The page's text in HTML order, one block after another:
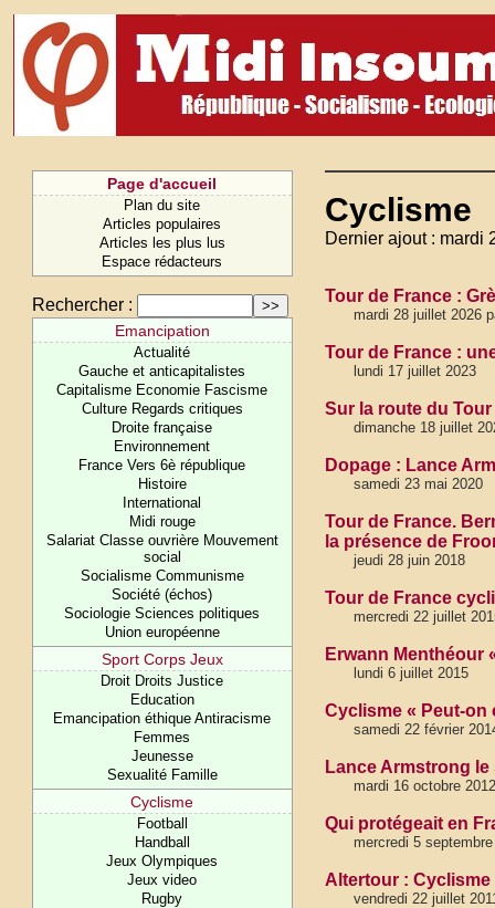
Page d'accueil
Plan du site
Articles populaires
Articles les plus lus
Espace rédacteurs
Rechercher :
Emancipation
Actualité
Gauche et anticapitalistes
Capitalisme Economie Fascisme
Culture Regards critiques
Droite française
Environnement
France Vers 6è république
Histoire
International
Midi rouge
Salariat Classe ouvrière Mouvement
social
Socialisme Communisme
Société (échos)
Sociologie Sciences politiques
Union européenne
Sport Corps Jeux
Droit Droits Justice
Education
Emancipation éthique Antiracisme
Femmes
Jeunesse
Sexualité Famille
Cyclisme
Football
Handball
Jeux Olympiques
Jeux video
Rugby
Cyclisme
Dernier ajout : mardi
Tour de France :
mardi 28 juillet 2026
Tour de France :
lundi 17 juillet 2023
Sur la route du
dimanche 18 juillet
Dopage : Lance
samedi 23 mai 2020
Tour de France.
la présence de
jeudi 28 juin 2018
Tour de France
mercredi 22 juillet
Erwann Menthéour
lundi 6 juillet 2015
Cyclisme « Peut-on
samedi 22 février
Lance Armstrong
mardi 16 octobre 2012
Qui protégeait en
mercredi 5
Altertour :
vendredi 22 juillet